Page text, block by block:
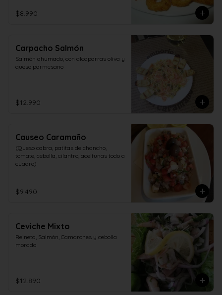
$8.990
Carpacho Salmón
Salmón ahumado, con alcaparras oliva y
queso parmesano
$12.990
Causeo Caramaño
(Queso cabra, patitas de chancho,
tomate, cebolla, cilantro, aceitunas todo a
cuadro)
$9.490
Ceviche Mixto
Reineta, Salmón, Camarones y cebolla
morada
$12.890